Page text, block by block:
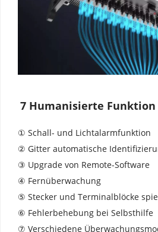
7 Humanisierte Funktion
① Schall- und Lichtalarmfunktion
② Gitter automatische
③ Upgrade von Remote-Software
④ Fernüberwachung
⑤ Stecker und Terminalblöcke
⑥ Fehlerbehebung bei Selbsthilfe
⑦ Verschiedene